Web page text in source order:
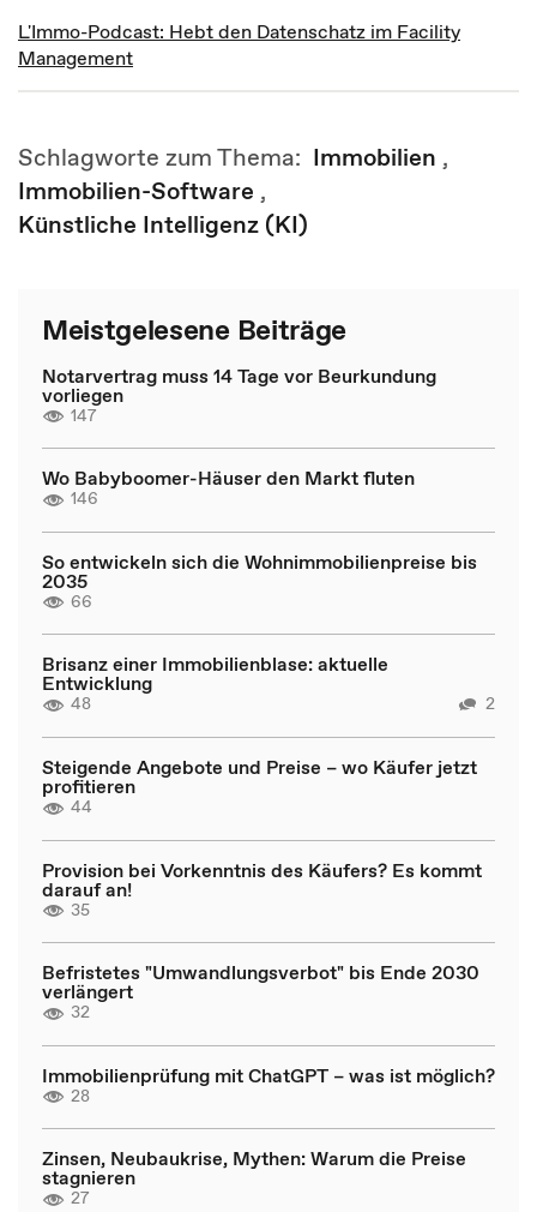
L'Immo-Podcast: Hebt den Datenschatz im Facility
Management
Schlagworte zum Thema: Immobilien ,
Immobilien-Software ,
Künstliche Intelligenz (KI)
Meistgelesene Beiträge
Notarvertrag muss 14 Tage vor Beurkundung
vorliegen
147
Wo Babyboomer-Häuser den Markt fluten
146
So entwickeln sich die Wohnimmobilienpreise bis
2035
66
Brisanz einer Immobilienblase: aktuelle
Entwicklung
48 2
Steigende Angebote und Preise – wo Käufer jetzt
profitieren
44
Provision bei Vorkenntnis des Käufers? Es kommt
darauf an!
35
Befristetes "Umwandlungsverbot" bis Ende 2030
verlängert
32
Immobilienprüfung mit ChatGPT – was ist möglich?
28
Zinsen, Neubaukrise, Mythen: Warum die Preise
stagnieren
27